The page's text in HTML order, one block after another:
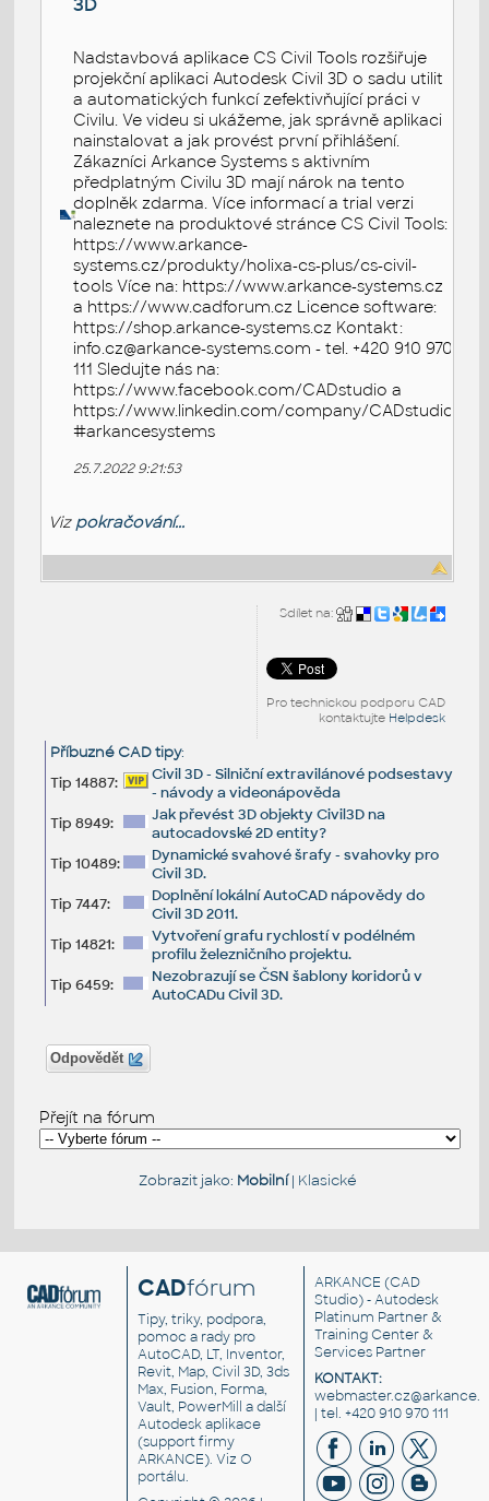
Nadstavbová aplikace CS Civil Tools rozšiřuje
projekční aplikaci Autodesk Civil 3D o sadu utilit
a automatických funkcí zefektivňující práci v
Civilu. Ve videu si ukážeme, jak správně aplikaci
nainstalovat a jak provést první přihlášení.
Zákazníci Arkance Systems s aktivním
předplatným Civilu 3D mají nárok na tento
doplněk zdarma. Více informací a trial verzi
naleznete na produktové stránce CS Civil Tools:
https://www.arkance-
systems.cz/produkty/holixa-cs-plus/cs-civil-
tools Více na: https://www.arkance-systems.cz
a https://www.cadforum.cz Licence software:
https://shop.arkance-systems.cz Kontakt:
info.cz@arkance-systems.com - tel. +420 910 970
111 Sledujte nás na:
https://www.facebook.com/CADstudio a
https://www.linkedin.com/company/CADstudio
#arkancesystems
25.7.2022 9:21:53
Viz pokračování...
Sdílet na:
Pro technickou podporu CAD
kontaktujte Helpdesk
Příbuzné CAD tipy:
Tip 14887:
Civil 3D - Silniční extravilánové podsestavy
- návody a videonápověda
Tip 8949:
Jak převést 3D objekty Civil3D na
autocadovské 2D entity?
Tip 10489:
Dynamické svahové šrafy - svahovky pro
Civil 3D.
Tip 7447:
Doplnění lokální AutoCAD nápovědy do
Civil 3D 2011.
Tip 14821:
Vytvoření grafu rychlostí v podélném
profilu železničního projektu.
Tip 6459:
Nezobrazují se ČSN šablony koridorů v
AutoCADu Civil 3D.
Odpovědět
Přejít na fórum
Zobrazit jako: Mobilní| Klasické
CADfórum
Tipy, triky, podpora,
pomoc a rady pro
AutoCAD, LT, Inventor,
Revit, Map, Civil 3D, 3ds
Max, Fusion, Forma,
Vault, PowerMill a další
Autodesk aplikace
(support firmy
ARKANCE). VizO
portálu.
ARKANCE (CAD
Studio) - Autodesk
Platinum Partner &
Training Center &
Services Partner
KONTAKT:
| tel. +420 910 970 111